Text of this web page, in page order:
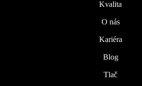
Kvalita
O nás
Kariéra
Blog
Tlač